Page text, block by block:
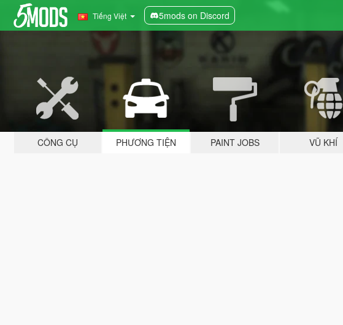
Tiếng Việt 5mods on Discord
CÔNG CỤ PHƯƠNG TIỆN PAINT JOBS VŨ KHÍ